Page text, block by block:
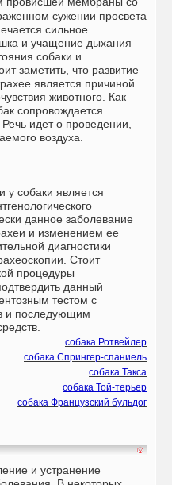
сужении просвета
сильное
и учащение дыхания
собаки и
заметить, что развитие
является причиной
животного. Как
сопровождается
идет о проведении,
воздуха.
у собаки является
данное заболевание
и изменением ее
диагностики
Стоит
процедуры
данный
тестом с
и последующим
собака Ротвейлер
собака Спрингер-спаниель
собака Такса
собака Той-терьер
собака Французский бульдог
и устранение